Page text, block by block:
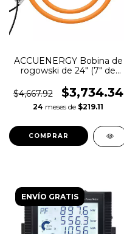
ACCUENERGY Bobina de
rogowski de 24" (7" de
$4,667.92
$3,734.34
24 meses de $219.11
ENVÍO GRATIS